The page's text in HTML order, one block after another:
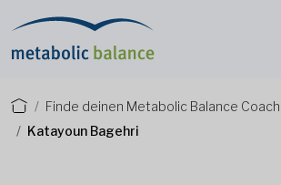
Finde deinen Metabolic Balance Coach
Katayoun Bagehri